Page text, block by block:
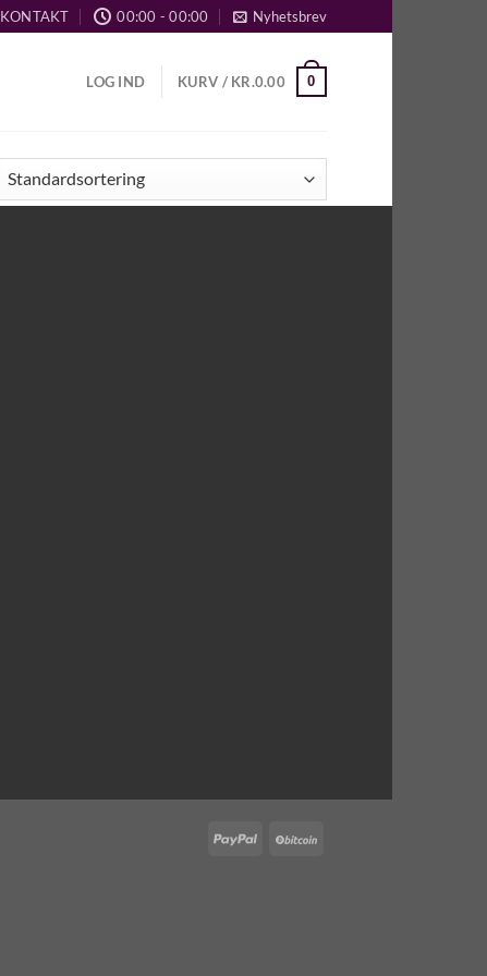
KONTAKT 00:00 - 00:00 Nyhetsbrev
LOG IND KURV / KR.0.00 0